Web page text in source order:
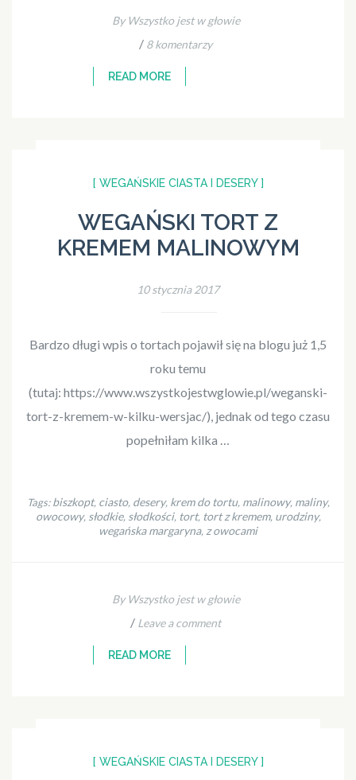
By Wszystko jest w głowie
/ 8 komentarzy
READ MORE
[ WEGAŃSKIE CIASTA I DESERY ]
WEGAŃSKI TORT Z
KREMEM MALINOWYM
10 stycznia 2017
Bardzo długi wpis o tortach pojawił się na blogu już 1,5
roku temu
(tutaj: https://www.wszystkojestwglowie.pl/weganski-
tort-z-kremem-w-kilku-wersjac/), jednak od tego czasu
popełniłam kilka …
Tags:biszkopt, ciasto, desery, krem do tortu, malinowy, maliny,
owocowy, słodkie, słodkości, tort, tort z kremem, urodziny,
wegańska margaryna, z owocami
By Wszystko jest w głowie
/ Leave a comment
READ MORE
[ WEGAŃSKIE CIASTA I DESERY ]